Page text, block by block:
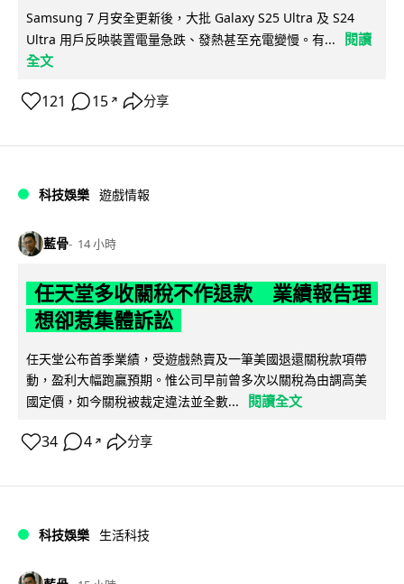
Samsung 7 月安全更新後，大批 Galaxy S25 Ultra 及 S24
Ultra 用戶反映裝置電量急跌、發熱甚至充電變慢。有...
閱讀
全文
121 15 ↗ 分享
科技娛樂 遊戲情報
藍骨 14 小時
任天堂多收關稅不作退款 業績報告理
想卻惹集體訴訟
任天堂公布首季業績，受遊戲熱賣及一筆美國退還關稅款項帶
動，盈利大幅跑贏預期。惟公司早前曾多次以關稅為由調高美
國定價，如今關稅被裁定違法並全數...
閱讀全文
34 4 ↗ 分享
科技娛樂 生活科技